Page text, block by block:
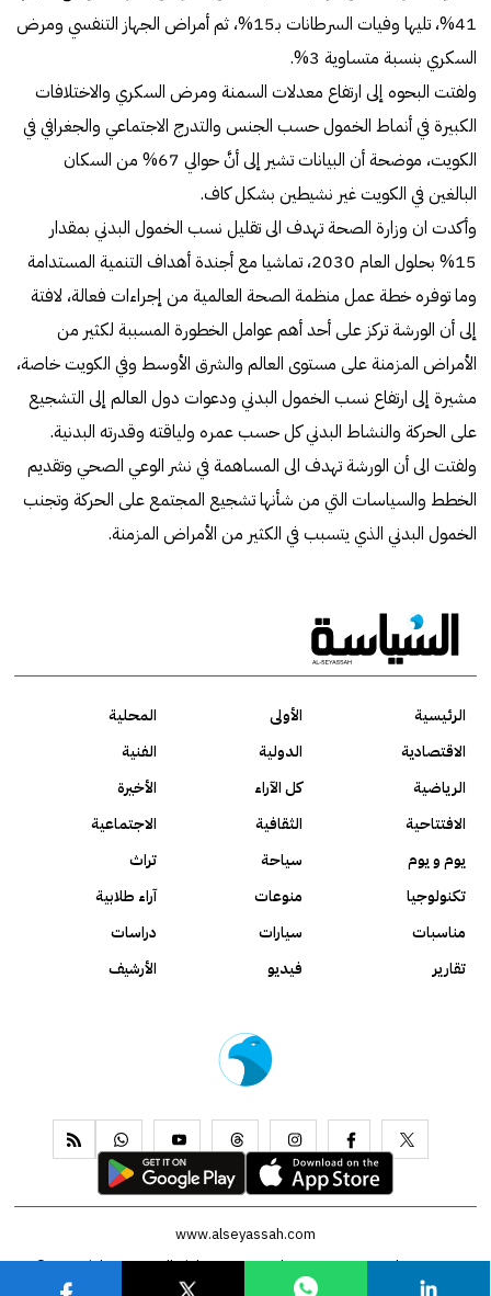
41%، تليها وفيات السرطانات بـ15%، ثم أمراض الجهاز التنفسي ومرض
السكري بنسبة متساوية 3%.
ولفتت البحوه إلى ارتفاع معدلات السمنة ومرض السكري والاختلافات
الكبيرة في أنماط الخمول حسب الجنس والتدرج الاجتماعي والجغرافي في
الكويت، موضحة أن البيانات تشير إلى أنَّ حوالي 67% من السكان
البالغين في الكويت غير نشيطين بشكل كاف.
وأكدت ان وزارة الصحة تهدف الى تقليل نسب الخمول البدني بمقدار
15% بحلول العام 2030، تماشيا مع أجندة أهداف التنمية المستدامة
وما توفره خطة عمل منظمة الصحة العالمية من إجراءات فعالة، لافتة
إلى أن الورشة تركز على أحد أهم عوامل الخطورة المسببة لكثير من
الأمراض المزمنة على مستوى العالم والشرق الأوسط وفي الكويت خاصة،
مشيرة إلى ارتفاع نسب الخمول البدني ودعوات دول العالم إلى التشجيع
على الحركة والنشاط البدني كل حسب عمره ولياقته وقدرته البدنية.
ولفتت الى أن الورشة تهدف الى المساهمة في نشر الوعي الصحي وتقديم
الخطط والسياسات التي من شأنها تشجيع المجتمع على الحركة وتجنب
الخمول البدني الذي يتسبب في الكثير من الأمراض المزمنة.
الرئيسية الأولى
المحلية
الاقتصادية
الدولية
الفنية
الرياضية
كل الآراء
الأخيرة
الافتتاحية
الثقافية
الاجتماعية
يوم و يوم
سياحة
تراث
تكنولوجيا
منوعات
آراء طلابية
مناسبات
سيارات
دراسات
تقارير
فيديو الأرشيف
www.alseyassah.com
About us
Contact us
Copyright 2026, All Rights Reserved ©